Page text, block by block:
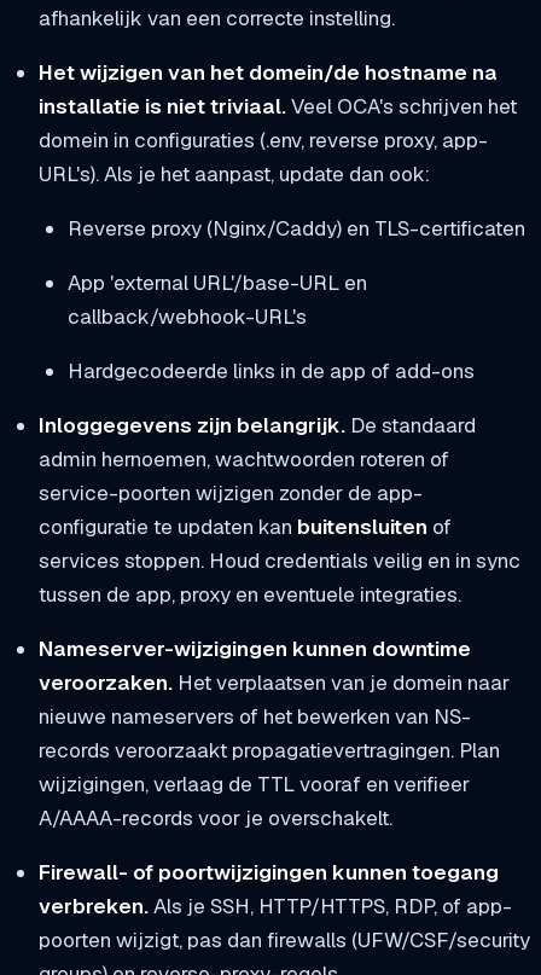
afhankelijk van een correcte instelling.
Het wijzigen van het domein/de hostname na
installatie is niet triviaal.Veel OCA's schrijven het
domein in configuraties (.env, reverse proxy, app-
URL's). Als je het aanpast, update dan ook:
Reverse proxy (Nginx/Caddy) en TLS-certificaten
App 'external URL'/base-URL en
callback/webhook-URL's
Hardgecodeerde links in de app of add-ons
Inloggegevens zijn belangrijk.De standaard
admin hernoemen, wachtwoorden roteren of
service-poorten wijzigen zonder de app-
configuratie te updaten kan buitensluiten of
services stoppen. Houd credentials veilig en in sync
tussen de app, proxy en eventuele integraties.
Nameserver-wijzigingen kunnen downtime
veroorzaken.Het verplaatsen van je domein naar
nieuwe nameservers of het bewerken van NS-
records veroorzaakt propagatievertragingen. Plan
wijzigingen, verlaag de TTL vooraf en verifieer
A/AAAA-records voor je overschakelt.
Firewall- of poortwijzigingen kunnen toegang
verbreken.Als je SSH, HTTP/HTTPS, RDP, of app-
poorten wijzigt, pas dan firewalls (UFW/CSF/security